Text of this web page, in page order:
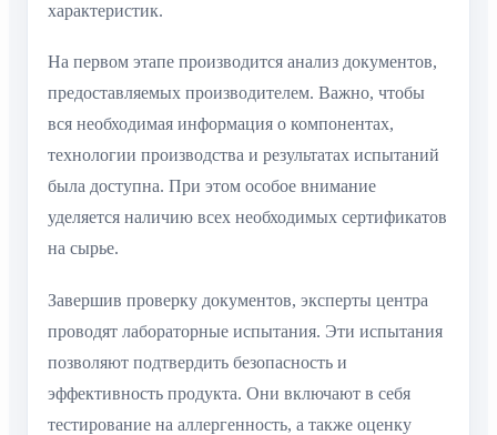
характеристик.
На первом этапе производится анализ документов,
предоставляемых производителем. Важно, чтобы
вся необходимая информация о компонентах,
технологии производства и результатах испытаний
была доступна. При этом особое внимание
уделяется наличию всех необходимых сертификатов
на сырье.
Завершив проверку документов, эксперты центра
проводят лабораторные испытания. Эти испытания
позволяют подтвердить безопасность и
эффективность продукта. Они включают в себя
тестирование на аллергенность, а также оценку